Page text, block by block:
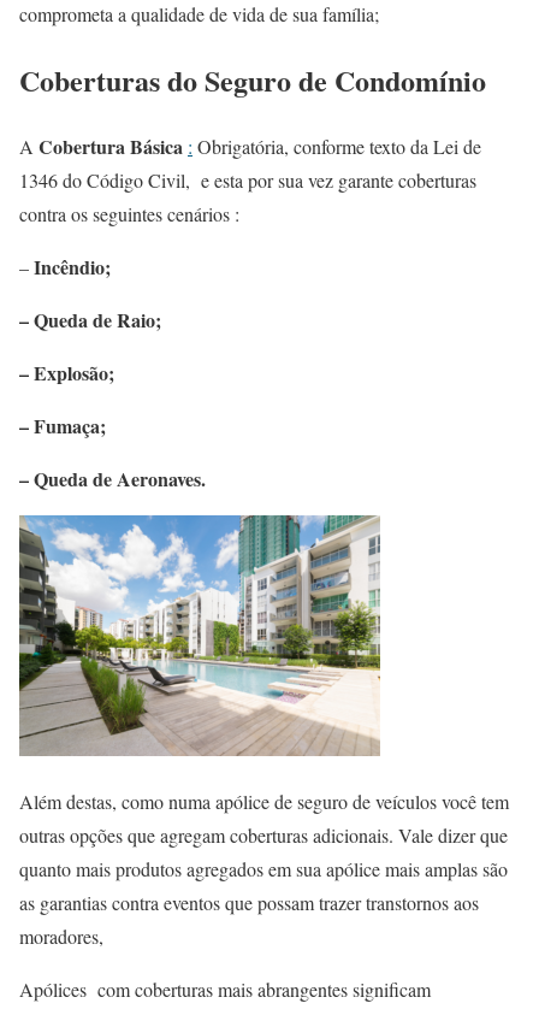
comprometa a qualidade de vida de sua família;
Coberturas do Seguro de Condomínio
A Cobertura Básica : Obrigatória, conforme texto da Lei de
1346 do Código Civil, e esta por sua vez garante coberturas
contra os seguintes cenários :
–Incêndio;
– Queda de Raio;
– Explosão;
– Fumaça;
– Queda de Aeronaves.
Além destas, como numa apólice de seguro de veículos você tem
outras opções que agregam coberturas adicionais. Vale dizer que
quanto mais produtos agregados em sua apólice mais amplas são
as garantias contra eventos que possam trazer transtornos aos
moradores,
Apólices com coberturas mais abrangentes significam